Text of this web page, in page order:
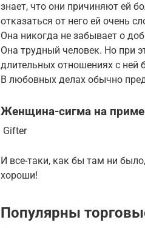
знает, что они причиняют ей
отказаться от него ей очень
Она никогда не забывает о
Она трудный человек. Но при
длительных отношениях с ней
В любовных делах обычно
Женщина-сигма на
Gifter
И все-таки, как бы там ни
хороши!
Популярны